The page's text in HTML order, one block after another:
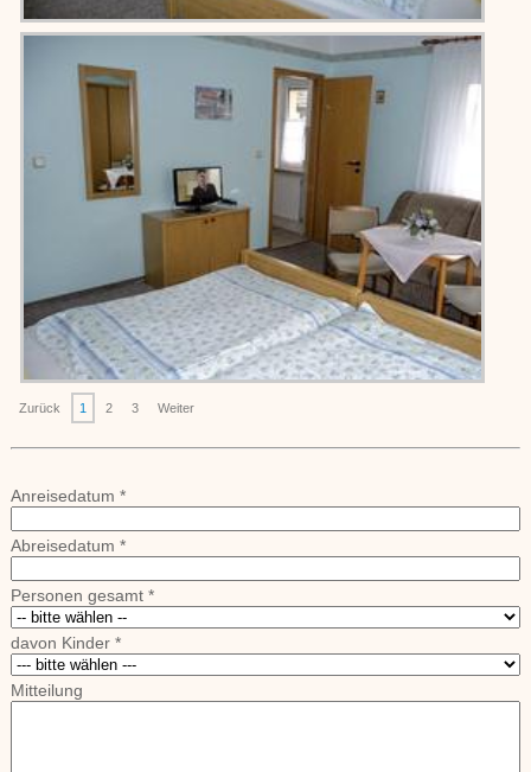
Zurück 1 2 3 Weiter
Anreisedatum *
Abreisedatum *
Personen gesamt *
davon Kinder *
Mitteilung